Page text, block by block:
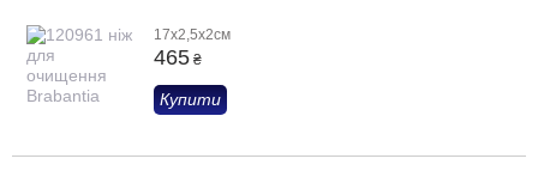
17х2,5х2см
465 ₴
Купити